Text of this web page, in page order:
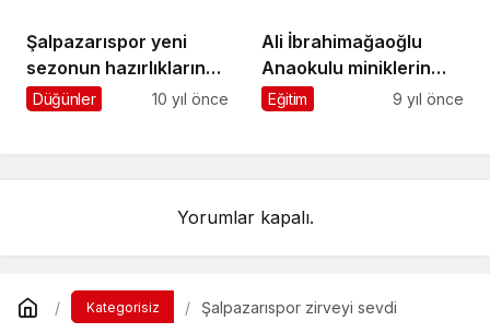
Şalpazarıspor yeni
sezonun hazırlıklarına
Beşikdüzü’nde başladı
Düğünler 10 yıl önce
Ali İbrahimağaoğlu
Anaokulu miniklerin
hünerlerini sergiledi
Eğitim 9 yıl önce
Yorumlar kapalı.
Kategorisiz Şalpazarıspor zirveyi sevdi